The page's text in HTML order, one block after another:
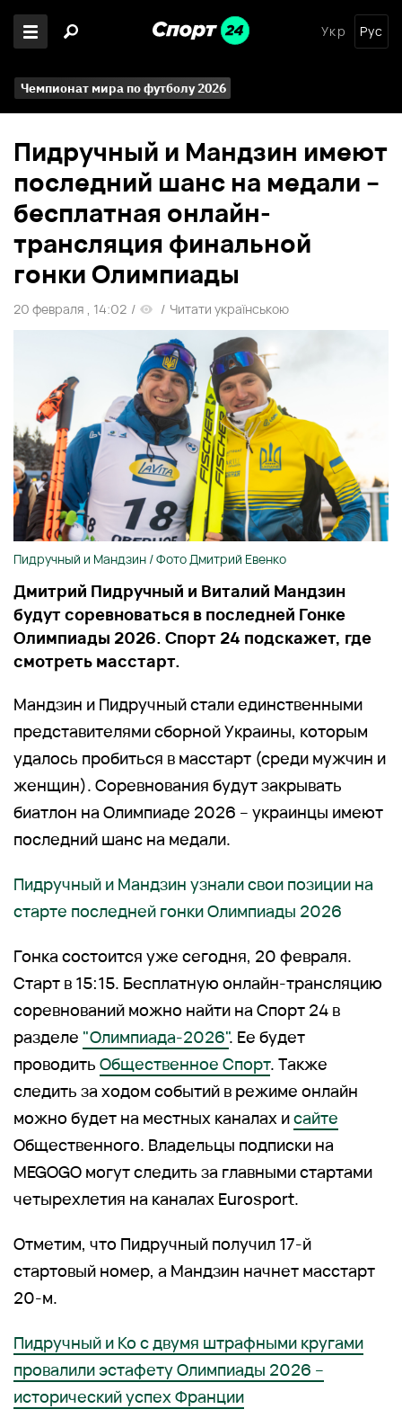
Укр Рус
Чемпионат мира по футболу 2026
Пидручный и Мандзин имеют
последний шанс на медали –
бесплатная онлайн-
трансляция финальной
гонки Олимпиады
20 февраля , 14:02 / / Читати українською
Пидручный и Мандзин / Фото Дмитрий Евенко
Дмитрий Пидручный и Виталий Мандзин
будут соревноваться в последней Гонке
Олимпиады 2026. Спорт 24 подскажет, где
смотреть масстарт.
Мандзин и Пидручный стали единственными
представителями сборной Украины, которым
удалось пробиться в масстарт (среди мужчин и
женщин). Соревнования будут закрывать
биатлон на Олимпиаде 2026 – украинцы имеют
последний шанс на медали.
Пидручный и Мандзин узнали свои позиции на
старте последней гонки Олимпиады 2026
Гонка состоится уже сегодня, 20 февраля.
Старт в 15:15. Бесплатную онлайн-трансляцию
соревнований можно найти на Спорт 24 в
разделе "Олимпиада-2026". Ее будет
проводить Общественное Спорт. Также
следить за ходом событий в режиме онлайн
можно будет на местных каналах исайте
Общественного. Владельцы подписки на
MEGOGO могут следить за главными стартами
четырехлетия на каналах Eurosport.
Отметим, что Пидручный получил 17-й
стартовый номер, а Мандзин начнет масстарт
20-м.
Пидручный и Ко с двумя штрафными кругами
провалили эстафету Олимпиады 2026 –
исторический успех Франции